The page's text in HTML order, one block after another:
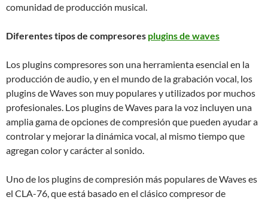
comunidad de producción musical.
Diferentes tipos de compresores plugins de waves
Los plugins compresores son una herramienta esencial en la
producción de audio, y en el mundo de la grabación vocal, los
plugins de Waves son muy populares y utilizados por muchos
profesionales. Los plugins de Waves para la voz incluyen una
amplia gama de opciones de compresión que pueden ayudar a
controlar y mejorar la dinámica vocal, al mismo tiempo que
agregan color y carácter al sonido.
Uno de los plugins de compresión más populares de Waves es
el CLA-76, que está basado en el clásico compresor de